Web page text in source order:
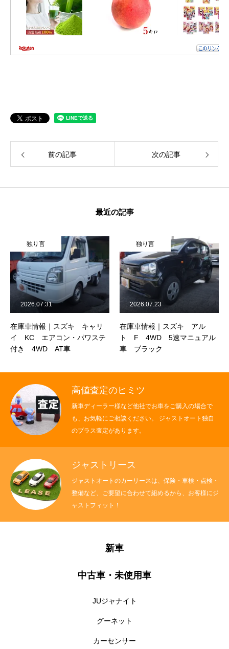
お問い合わせ プライバシーポリシー
前の記事 次の記事
最近の記事
独り言
在庫車情報｜スズキ キャリ
イ KC エアコン・パワステ
付き 4WD AT車
2026.07.31
独り言
在庫車情報｜スズキ アル
ト F 4WD 5速マニュアル
車 ブラック
2026.07.23
高値査定のヒミツ
新車ディーラー様など他社でお車をご購入の場合で
も、お気軽にご相談ください。 ジャストオート独自
のプラス査定があります。
ジャストリース
ジャストオートのカーリースは、保険・車検・点検・
整備など、ご要望に合わせて組めるから、お客様にジ
ャストフィット！
新車
中古車・未使用車
JUジャナイト
グーネット
カーセンサー